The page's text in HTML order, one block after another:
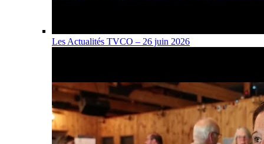
Les Actualités TVCO – 26 juin 2026